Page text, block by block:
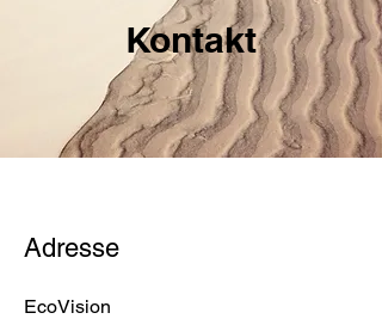
Kontakt
Adresse
EcoVision